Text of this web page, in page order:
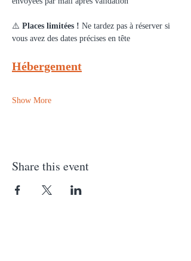
⚠️ Places limitées ! Ne tardez pas à réserver si
vous avez des dates précises en tête
Hébergement
Show More
Share this event